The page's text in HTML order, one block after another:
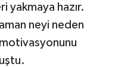
yakmaya hazır.
neyi neden